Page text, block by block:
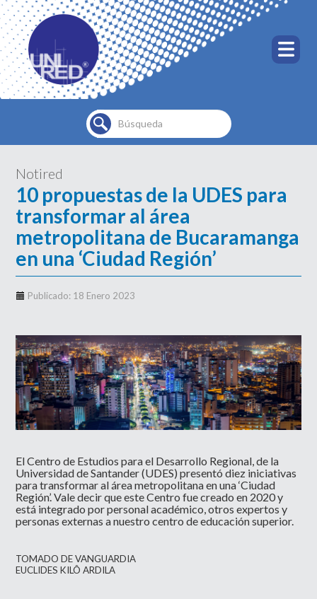
Buscar...
Notired
10 propuestas de la UDES para
transformar al área
metropolitana de Bucaramanga
en una ‘Ciudad Región’
Publicado: 18 Enero 2023
El Centro de Estudios para el Desarrollo Regional, de la
Universidad de Santander (UDES) presentó diez iniciativas
para transformar al área metropolitana en una ‘Ciudad
Región’. Vale decir que este Centro fue creado en 2020 y
está integrado por personal académico, otros expertos y
personas externas a nuestro centro de educación superior.
TOMADO DEVANGUARDIA
EUCLIDES KILÔ ARDILA